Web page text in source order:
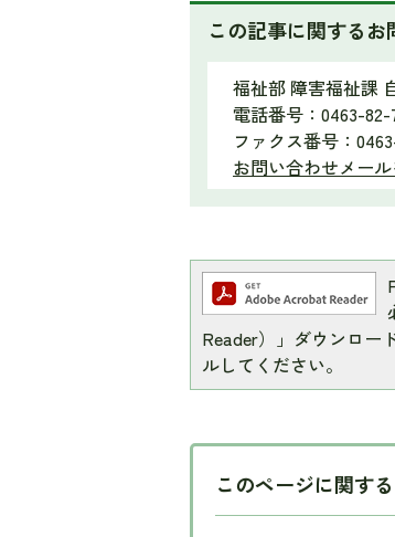
この記事に関する
福祉部 障害福祉課
電話番号：0463-82-
ファクス番号：
お問い合わせメール
Reader）」ダウンロー
ルしてください。
このページに関す